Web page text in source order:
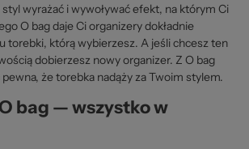
wyrażać i wywoływać efekt, na którym Ci
O bag daje Ci organizery dokładnie
torebki, którą wybierzesz. A jeśli chcesz ten
dobierzesz nowy organizer. Z O bag
że torebka nadąży za Twoim stylem.
bag — wszystko w